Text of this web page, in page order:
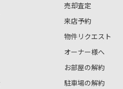
売却査定
来店予約
物件リクエスト
オーナー様へ
お部屋の解約
駐車場の解約